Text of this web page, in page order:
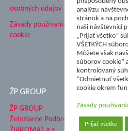
osobných údajov
Zásady používania súborov
cookie
ŽP GROUP
ŽP GROUP
Železiarne Podbrezová a.s.
analýzu
stránok a na
naši návštevníci
„Prijať všetko”
VŠETKÝCH
Môžete však
súborov cookie”
kontrolovaný
“Odmietnuť
cookie okrem
Zásady
Prijať všetko